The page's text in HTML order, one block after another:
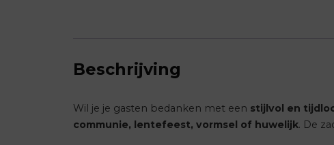
Beschrijving
Wil je je gasten bedanken met een stijlvol en
communie, lentefeest, vormsel of huwelijk. De